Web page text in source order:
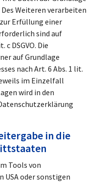
Des Weiteren verarbeiten
Erfüllung einer
sind auf
c DSGVO. Die
auf Grundlage
nach Art. 6 Abs. 1 lit.
im Einzelfall
wird in den
in die
Tools von
USA oder sonstigen